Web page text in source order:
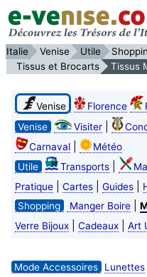
Italie Venise Utile
Tissus et Brocarts
Tissus
Venise Florence
Venise
Visiter|
Carnaval|
Météo
Utile
Transports|
Pratique| Cartes| Guides|
Shopping
Manger Boire|
Verre Bijoux| Cadeaux| Art
Mode Accessoires Lunettes